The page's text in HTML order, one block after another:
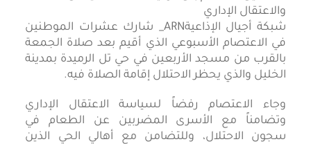
شبكة أجيال الإذاعيةARN_ شارك عشرات الموطنين
في الاعتصام الأسبوعي الذي أقيم بعد صلاة الجمعة
بالقرب من مسجد الأربعين في حي تل الرميدة بمدينة
الخليل والذي يحظر الاحتلال إقامة الصلاة فيه.
وجاء الاعتصام رفضاً لسياسة الاعتقال الإداري
وتضامناً مع الأسرى المضربين عن الطعام في
سجون الاحتلال، وللتضامن مع أهالي الحي الذين